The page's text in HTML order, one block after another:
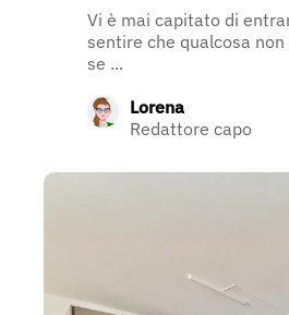
Vi è mai capitato di
sentire che qualcosa
se ...
Lorena
Redattore capo